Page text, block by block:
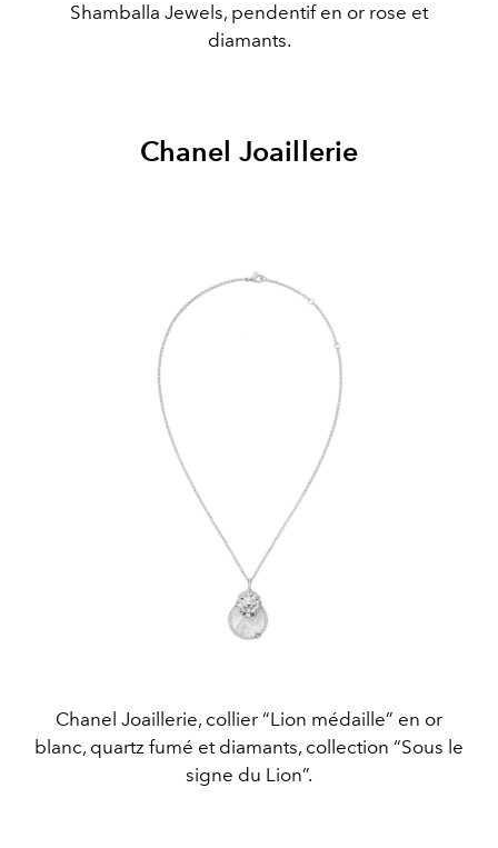
Shamballa Jewels, pendentif en or rose et
diamants.
Chanel Joaillerie
Chanel Joaillerie, collier “Lion médaille” en or
blanc, quartz fumé et diamants, collection “Sous le
signe du Lion”.